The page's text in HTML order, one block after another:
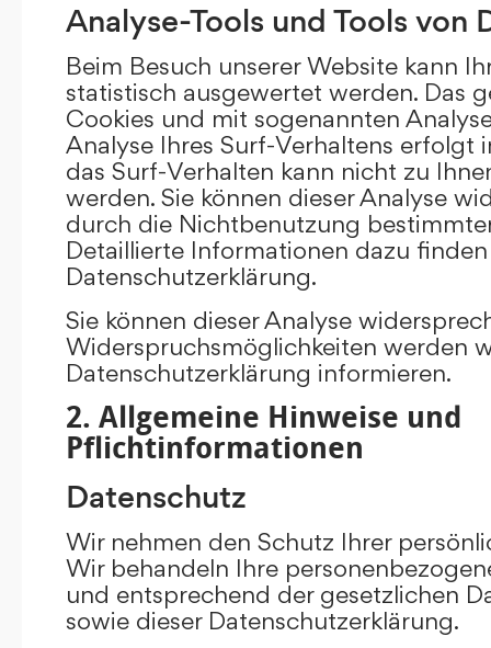
Analyse-Tools und Tools von
Beim Besuch unserer Website kann
statistisch ausgewertet werden. Das
Cookies und mit sogenannten
Analyse Ihres Surf-Verhaltens erfolgt
das Surf-Verhalten kann nicht zu
werden. Sie können dieser Analyse
durch die Nichtbenutzung
Detaillierte Informationen dazu
Datenschutzerklärung.
Sie können dieser Analyse
Widerspruchsmöglichkeiten werden
Datenschutzerklärung informieren.
2. Allgemeine Hinweise und
Pflichtinformationen
Datenschutz
Wir nehmen den Schutz Ihrer
Wir behandeln Ihre
und entsprechend der gesetzlichen
sowie dieser Datenschutzerklärung.